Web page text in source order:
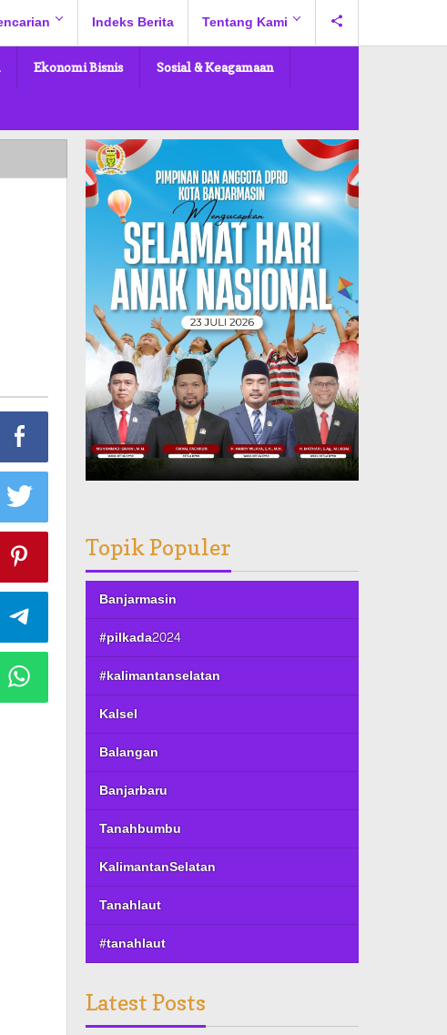
Indeks Berita Tentang Kami
Ekonomi Bisnis Sosial & Keagamaan
Topik Populer
Banjarmasin
#pilkada2024
#kalimantanselatan
Kalsel
Balangan
Banjarbaru
Tanahbumbu
KalimantanSelatan
Tanahlaut
#tanahlaut
Latest Posts